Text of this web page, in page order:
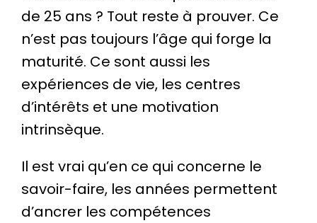
de 25 ans ? Tout reste à prouver. Ce
n’est pas toujours l’âge qui forge la
maturité. Ce sont aussi les
expériences de vie, les centres
d’intérêts et une motivation
intrinsèque.
Il est vrai qu’en ce qui concerne le
savoir-faire, les années permettent
d’ancrer les compétences